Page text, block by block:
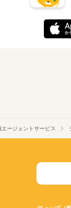
ージェントサービス